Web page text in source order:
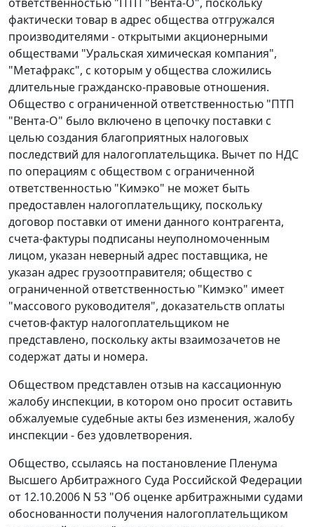
фактически товар в адрес общества отгружался
производителями - открытыми акционерными
обществами "Уральская химическая компания",
"Метафракс", с которым у общества сложились
длительные гражданско-правовые отношения.
Общество с ограниченной ответственностью "ПТП
"Вента-О" было включено в цепочку поставки с
целью создания благоприятных налоговых
последствий для налогоплательщика. Вычет по НДС
по операциям с обществом с ограниченной
ответственностью "Кимэко" не может быть
предоставлен налогоплательщику, поскольку
договор поставки от имени данного контрагента,
счета-фактуры подписаны неуполномоченным
лицом, указан неверный адрес поставщика, не
указан адрес грузоотправителя; общество с
ограниченной ответственностью "Кимэко" имеет
"массового руководителя", доказательств оплаты
счетов-фактур налогоплательщиком не
представлено, поскольку акты взаимозачетов не
содержат даты и номера.
Обществом представлен отзыв на кассационную
жалобу инспекции, в котором оно просит оставить
обжалуемые судебные акты без изменения, жалобу
инспекции - без удовлетворения.
Общество, ссылаясь на постановление Пленума
Высшего Арбитражного Суда Российской Федерации
от 12.10.2006 N 53 "Об оценке арбитражными судами
обоснованности получения налогоплательщиком